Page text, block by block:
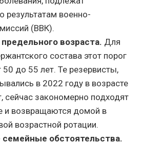
результатам военно-
(ВВК).
возраста. Для
состава этот порог
50 до 55 лет. Те резервисты,
в 2022 году в возрасте
сейчас закономерно подходят
и возвращаются домой в
возрастной ротации.
семейные обстоятельства.